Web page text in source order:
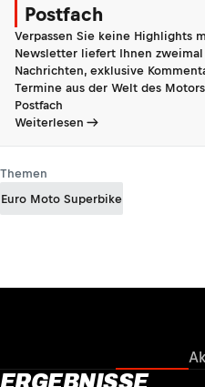
Postfach
Verpassen Sie keine Highlights
Newsletter liefert Ihnen
Nachrichten, exklusive
Termine aus der Welt des
Postfach
Weiterlesen
Themen
Euro Moto Superbike
ERGEBNISSE